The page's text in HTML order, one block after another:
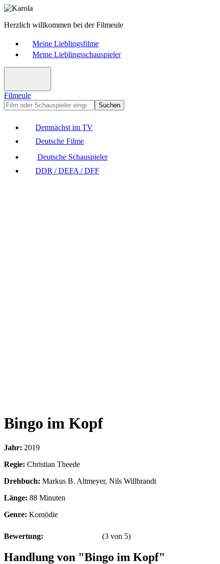
Herzlich willkommen bei der Filmeule
Meine Lieblingsfilme
Meine Lieblingsschauspieler
Filmeule
Suchen
Demnächst im TV
Deutsche Filme
Deutsche Schauspieler
DDR / DEFA / DFF
Bingo im Kopf
Jahr: 2019
Regie: Christian Theede
Drehbuch: Markus B. Altmeyer, Nils Willbrandt
Länge: 88 Minuten
Genre: Komödie
Bewertung: (3 von 5)
Handlung von "Bingo im Kopf"